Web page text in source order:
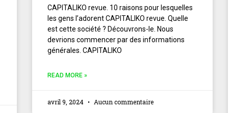
CAPITALIKO revue. 10 raisons pour lesquelles
les gens l’adorent CAPITALIKO revue. Quelle
est cette société ? Découvrons-le. Nous
devrions commencer par des informations
générales. CAPITALIKO
READ MORE »
avril 9, 2024 Aucun commentaire